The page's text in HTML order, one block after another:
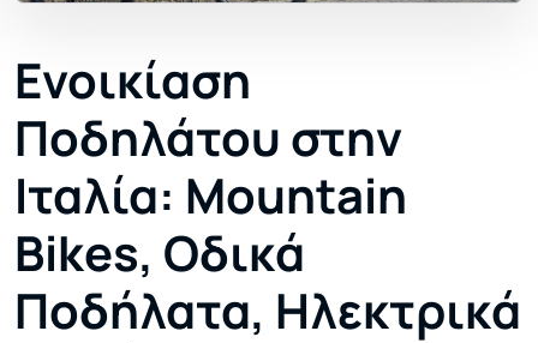
Ενοικίαση
Ποδηλάτου στην
Ιταλία: Mountain
Bikes, Οδικά
Ποδήλατα, Ηλεκτρικά